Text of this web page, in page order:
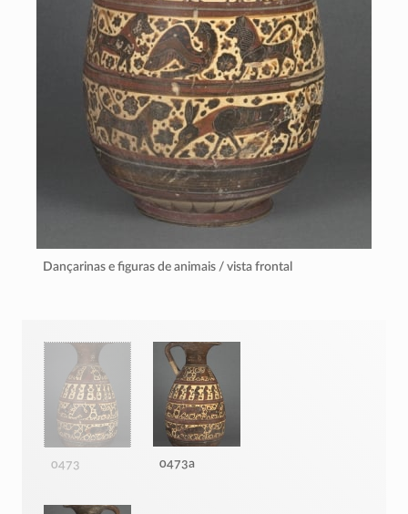
Dançarinas e figuras de animais / vista frontal
0473 0473a